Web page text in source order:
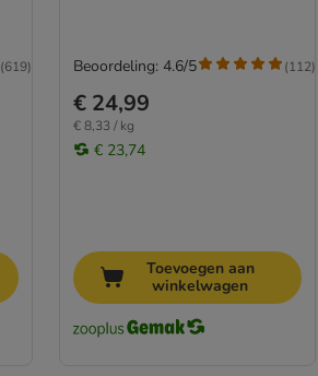
(619)
€ 24,99
€ 8,33 / kg
€ 23,74
Beoordeling: 4.6/5 (112)
Toevoegen aan
winkelwagen